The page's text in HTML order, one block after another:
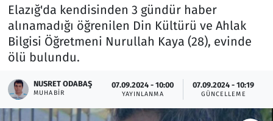
Elazığ'da kendisinden 3 gündür haber
alınamadığı öğrenilen Din Kültürü ve Ahlak
Bilgisi Öğretmeni Nurullah Kaya (28), evinde
ölü bulundu.
NUSRET ODABAŞ
MUHABIR
07.09.2024 - 10:00
YAYINLANMA
07.09.2024 - 10:19
GÜNCELLEME
Lezzet Durağı
Memur ve Kamu
Otomobil
Oyun